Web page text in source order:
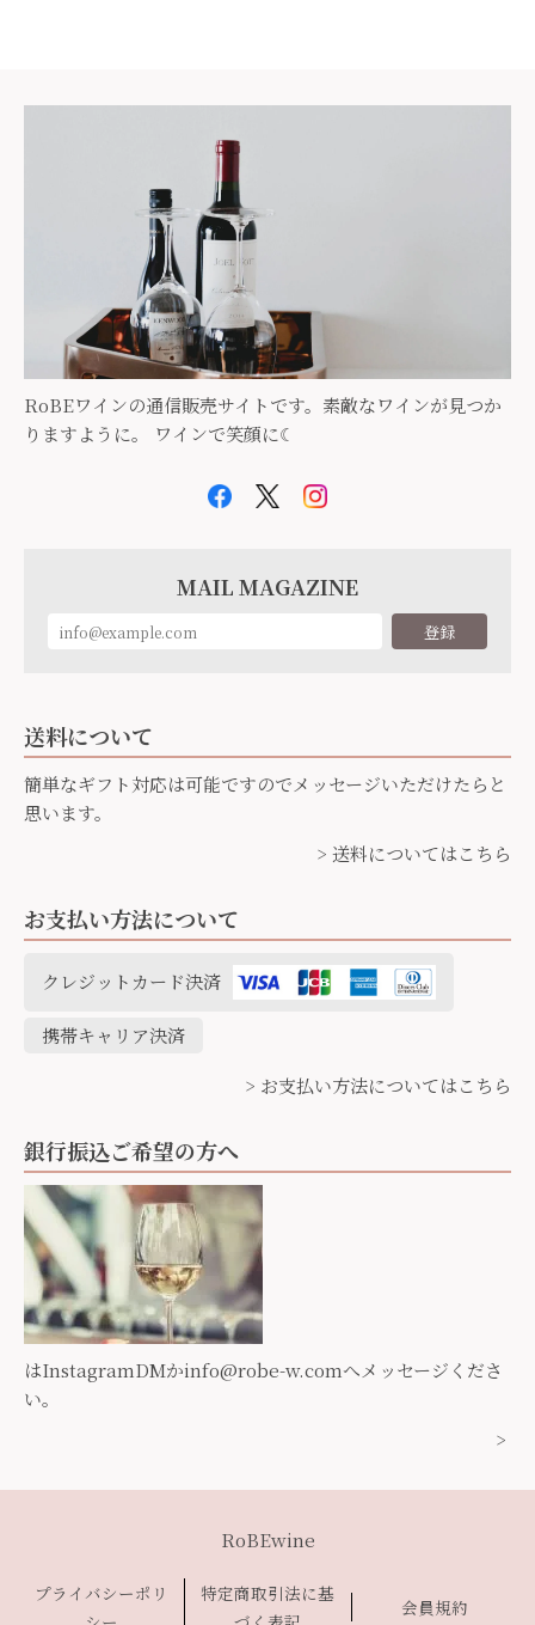
RoBEワインの通信販売サイトです。素敵なワインが見つか
りますように。 ワインで笑顔に☾
MAIL MAGAZINE
登録
送料について
簡単なギフト対応は可能ですのでメッセージいただけたらと
思います。
> 送料についてはこちら
お支払い方法について
クレジットカード決済
携帯キャリア決済
> お支払い方法についてはこちら
銀行振込ご希望の方へ
はInstagramDMかinfo@robe-w.comへメッセージくださ
い。
>
RoBEwine
プライバシーポリ
特定商取引法に基
会員規約